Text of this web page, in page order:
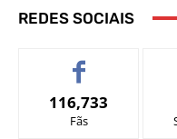
REDES SOCIAIS
116,733
Fãs